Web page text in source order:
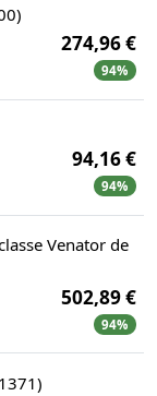
274,96 €
94%
94,16 €
94%
Venator de
502,89 €
94%